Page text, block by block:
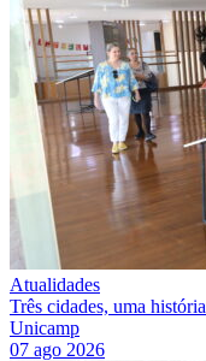
Atualidades
Três cidades, uma
Unicamp
07 ago 2026